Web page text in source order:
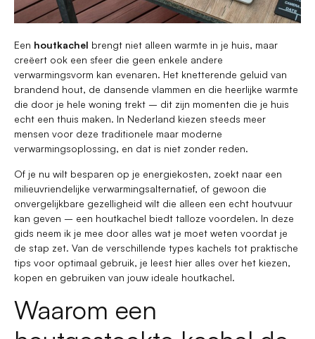
Een houtkachel brengt niet alleen warmte in je huis, maar
creëert ook een sfeer die geen enkele andere
verwarmingsvorm kan evenaren. Het knetterende geluid van
brandend hout, de dansende vlammen en die heerlijke warmte
die door je hele woning trekt – dit zijn momenten die je huis
echt een thuis maken. In Nederland kiezen steeds meer
mensen voor deze traditionele maar moderne
verwarmingsoplossing, en dat is niet zonder reden.
Of je nu wilt besparen op je energiekosten, zoekt naar een
milieuvriendelijke verwarmingsalternatief, of gewoon die
onvergelijkbare gezelligheid wilt die alleen een echt houtvuur
kan geven – een houtkachel biedt talloze voordelen. In deze
gids neem ik je mee door alles wat je moet weten voordat je
de stap zet. Van de verschillende types kachels tot praktische
tips voor optimaal gebruik, je leest hier alles over het kiezen,
kopen en gebruiken van jouw ideale houtkachel.
Waarom een